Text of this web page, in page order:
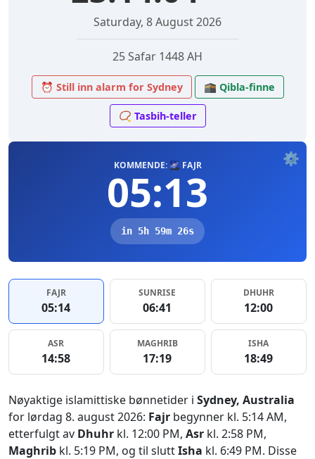
Saturday, 8 August 2026
25 Safar 1448 AH
⏰ Still inn alarm for Sydney 🕋 Qibla-finne
📿 Tasbih-teller
⚙️
KOMMENDE: 🌌 FAJR
05:13
in 5h 59m 26s
FAJR
05:14
SUNRISE
06:41
DHUHR
12:00
ASR
14:58
MAGHRIB
17:19
ISHA
18:49
Nøyaktige islamittiske bønnetider i Sydney, Australia
for lørdag 8. august 2026: Fajr begynner kl. 5:14 AM,
etterfulgt av Dhuhr kl. 12:00 PM, Asr kl. 2:58 PM,
Maghrib kl. 5:19 PM, og til sluttIsha kl. 6:49 PM. Disse